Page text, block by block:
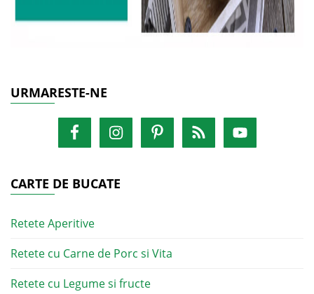
URMARESTE-NE
CARTE DE BUCATE
Retete Aperitive
Retete cu Carne de Porc si Vita
Retete cu Legume si fructe